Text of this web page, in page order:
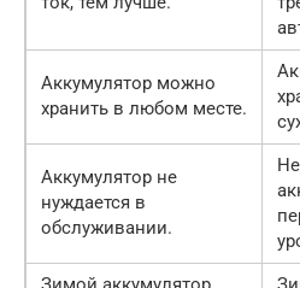
Аккумулятор можно
хранить в любом месте.
Аккумулятор не
нуждается в
обслуживании.